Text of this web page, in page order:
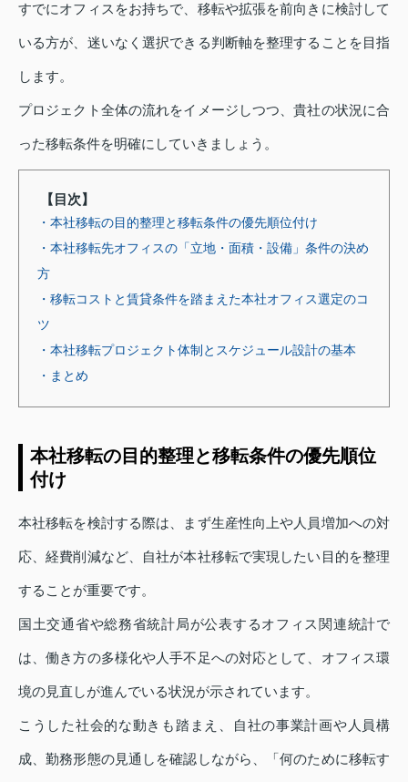
すでにオフィスをお持ちで、移転や拡張を前向きに検討して
いる方が、迷いなく選択できる判断軸を整理することを目指
します。
プロジェクト全体の流れをイメージしつつ、貴社の状況に合
った移転条件を明確にしていきましょう。
【目次】
・本社移転の目的整理と移転条件の優先順位付け
・本社移転先オフィスの「立地・面積・設備」条件の決め
方
・移転コストと賃貸条件を踏まえた本社オフィス選定のコ
ツ
・本社移転プロジェクト体制とスケジュール設計の基本
・まとめ
本社移転の目的整理と移転条件の優先順位
付け
本社移転を検討する際は、まず生産性向上や人員増加への対
応、経費削減など、自社が本社移転で実現したい目的を整理
することが重要です。
国土交通省や総務省統計局が公表するオフィス関連統計で
は、働き方の多様化や人手不足への対応として、オフィス環
境の見直しが進んでいる状況が示されています。
こうした社会的な動きも踏まえ、自社の事業計画や人員構
成、勤務形態の見通しを確認しながら、「何のために移転す